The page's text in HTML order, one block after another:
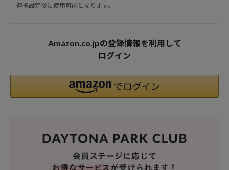
連携設定後に使用可能となります。
Amazon.co.jpの登録情報を利用して
ログイン